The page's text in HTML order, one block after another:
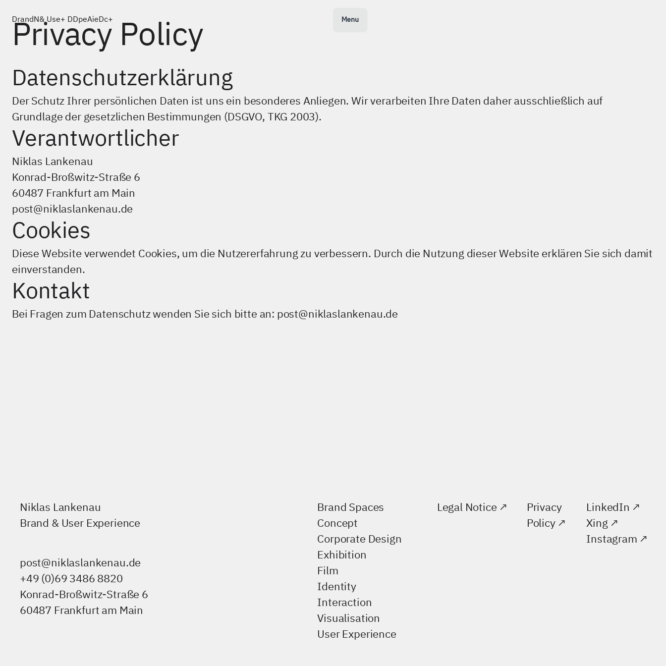
Brand & User E LperieNce Menu
Work
About
Privacy Policy
post@niklaslankenau.de
+49 (0)69 3486 8820
Konrad-Broßwitz-Straße 6
60487 Frankfurt am Main
LinkedIn
Xing
Instagram
Privacy Policy
Datenschutzerklärung
Der Schutz Ihrer persönlichen Daten ist uns ein besonderes Anliegen. Wir verarbeiten Ihre Daten daher ausschließlich auf
Grundlage der gesetzlichen Bestimmungen (DSGVO, TKG 2003).
Verantwortlicher
Niklas Lankenau
Konrad-Broßwitz-Straße 6
60487 Frankfurt am Main
post@niklaslankenau.de
Cookies
Diese Website verwendet Cookies, um die Nutzererfahrung zu verbessern. Durch die Nutzung dieser Website erklären Sie sich damit
einverstanden.
Kontakt
Bei Fragen zum Datenschutz wenden Sie sich bitte an: post@niklaslankenau.de
Niklas Lankenau
Brand & User Experience
post@niklaslankenau.de
+49 (0)69 3486 8820
Konrad-Broßwitz-Straße 6
60487 Frankfurt am Main
Brand Spaces
Concept
Corporate Design
Exhibition
Film
Identity
Interaction
Visualisation
User Experience
Legal Notice
Privacy
Policy
LinkedIn
Xing
Instagram